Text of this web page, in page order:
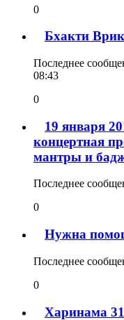
0
Бхакти
Последнее
08:43
0
19 января
концертная
мантры и
Последнее
0
Нужна
Последнее
0
Харинама